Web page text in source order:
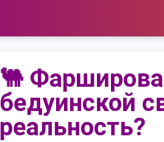
🐫
бедуинской
реальность?